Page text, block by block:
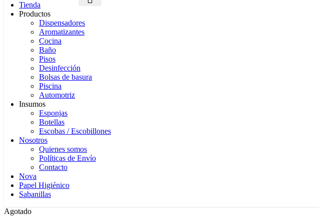
Tienda
Productos
Dispensadores
Aromatizantes
Cocina
Baño
Pisos
Desinfección
Bolsas de basura
Piscina
Automotriz
Insumos
Esponjas
Botellas
Escobas / Escobillones
Nosotros
Quienes somos
Políticas de Envío
Contacto
Nova
Papel Higiénico
Sabanillas
Agotado